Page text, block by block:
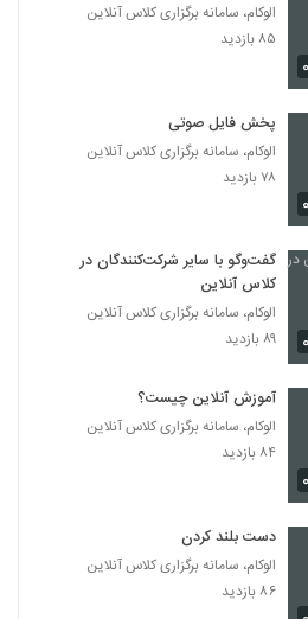
الوکام، سامانه برگزاری کلاس آنلاین
۸۵ بازدید
پخش فایل صوتی
الوکام، سامانه برگزاری کلاس آنلاین
۷۸ بازدید
گفت‌و‌گو با سایر شرکت‌کنندگان در
کلاس آنلاین
الوکام، سامانه برگزاری کلاس آنلاین
۸۹ بازدید
آموزش آنلاین چیست؟
الوکام، سامانه برگزاری کلاس آنلاین
۸۴ بازدید
دست بلند کردن
الوکام، سامانه برگزاری کلاس آنلاین
۸۶ بازدید